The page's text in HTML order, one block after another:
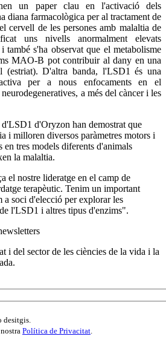
un paper clau en l'activació dels
diana farmacològica per al tractament de
cervell de les persones amb malaltia de
uns nivells anormalment elevats
s'ha observat que el metabolisme
MAO-B pot contribuir al dany en una
(estriat). D'altra banda, l'LSD1 és una
per a nous enfocaments en el
a més del càncer i les
d'Oryzon han demostrat que
i milloren diversos paràmetres motors i
en tres models diferents d'animals
la malaltia.
el nostre lideratge en el camp de
terapèutic. Tenim un important
a soci d'elecció per explorar les
l'LSD1 i altres tipus d'enzims".
i del sector de les ciències de la vida i la
desitgis.
Política de Privacitat.